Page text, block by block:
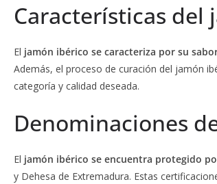
Características del
El jamón ibérico se caracteriza por su
Además, el proceso de curación del jamón
categoría y calidad deseada.
Denominaciones
El jamón ibérico se encuentra protegido
y Dehesa de Extremadura. Estas